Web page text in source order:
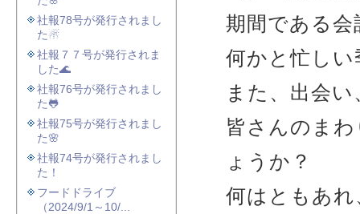
期間である会
何かと忙し
また、出会
皆さんのま
ょうか？
何はともあ
社報78号が発行されまし
た☃
社報７７号が発行されま
した🌊
社報76号が発行されまし
た🐸
社報75号が発行されまし
た🌸
社報74号が発行されまし
た！
フードドライブ
（2024/9/1～10/...